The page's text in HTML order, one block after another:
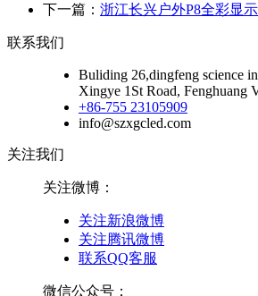
下一篇： 浙江长兴户外P8全彩显
联系我们
Buliding 26,dingfeng science
Xingye 1St Road, Fenghuang
+86-755 23105909
info@szxgcled.com
关注我们
关注微博：
关注新浪微博
关注腾讯微博
联系QQ客服
微信公众号：